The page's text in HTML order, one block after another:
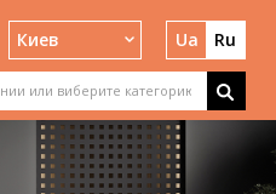
Киев Ua Ru